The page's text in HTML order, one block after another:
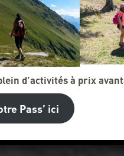
d’activités à prix
Pass’ ici